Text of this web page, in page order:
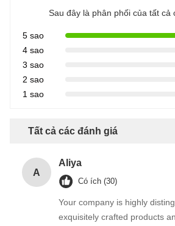
Sau đây là phân phối của tất cả
5 sao
4 sao
3 sao
2 sao
1 sao
Tất cả các đánh giá
A
Aliya
Có ích (30)
Your company is highly
exquisitely crafted products